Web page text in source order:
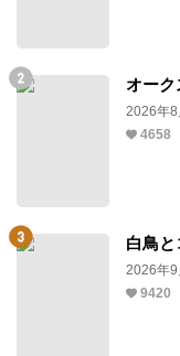
オーク
2026年8
4658
白鳥と
2026年9
9420